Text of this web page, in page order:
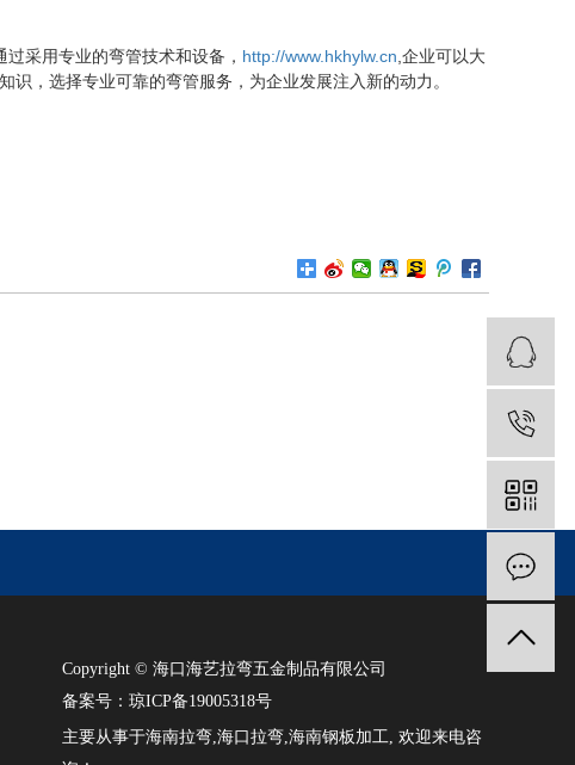
采用专业的弯管技术和设备， http://www.hkhylw.cn ,企业可以大
，选择专业可靠的弯管服务，为企业发展注入新的动力。
Copyright © 海口海艺拉弯五金制品有限公司
备案号： 琼ICP备19005318号
主要从事于海南拉弯,海口拉弯,海南钢板加工, 欢迎来电咨